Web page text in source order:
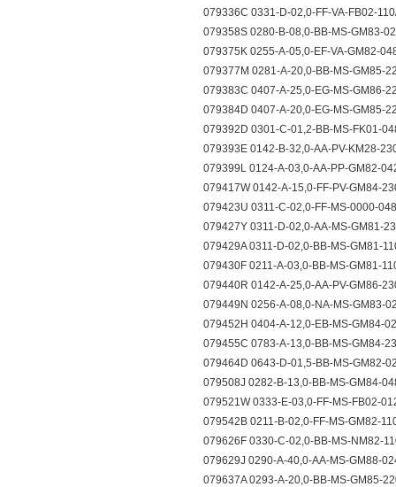
079336C 0331-D-02,0-FF-VA-FB02-
079358S 0280-B-08,0-BB-MS-GM83-
079375K 0255-A-05,0-EF-VA-GM82-
079377M 0281-A-20,0-BB-MS-GM85-
079383C 0407-A-25,0-EG-MS-GM86-
079384D 0407-A-20,0-EG-MS-GM85-
079392D 0301-C-01,2-BB-MS-FK01-
079393E 0142-B-32,0-AA-PV-KM28-
079399L 0124-A-03,0-AA-PP-GM82-
079417W 0142-A-15,0-FF-PV-GM84-
079423U 0311-C-02,0-FF-MS-0000-
079427Y 0311-D-02,0-AA-MS-GM81-
079429A 0311-D-02,0-BB-MS-GM81-
079430F 0211-A-03,0-BB-MS-GM81-
079440R 0142-A-25,0-AA-PV-GM86-
079449N 0256-A-08,0-NA-MS-GM83-
079452H 0404-A-12,0-EB-MS-GM84-
079455C 0783-A-13,0-BB-MS-GM84-
079464D 0643-D-01,5-BB-MS-GM82-
079508J 0282-B-13,0-BB-MS-GM84-
079521W 0333-E-03,0-FF-MS-FB02-
079542B 0211-B-02,0-FF-MS-GM82-
079626F 0330-C-02,0-BB-MS-NM82-
079629J 0290-A-40,0-AA-MS-GM88-
079637A 0293-A-20,0-BB-MS-GM85-